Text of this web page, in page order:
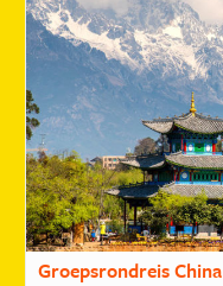
Groepsrondreis China